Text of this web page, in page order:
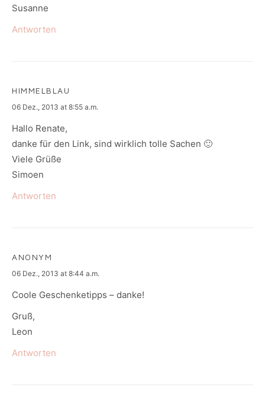
Susanne
Antworten
HIMMELBLAU
says:
06 Dez., 2013 at 8:55 a.m.
Hallo Renate,
danke für den Link, sind wirklich tolle Sachen 🙂
Viele Grüße
Simoen
Antworten
ANONYM
says:
06 Dez., 2013 at 8:44 a.m.
Coole Geschenketipps – danke!
Gruß,
Leon
Antworten